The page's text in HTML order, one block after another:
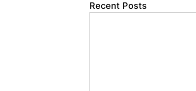
Recent Posts